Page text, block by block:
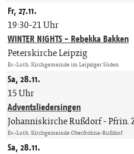
Fr, 27.11.
19:30-21 Uhr
WINTER NIGHTS - Rebekka Bakken
Peterskirche Leipzig
Ev.-Luth. Kirchgemeinde im Leipziger Süden
Sa, 28.11.
15 Uhr
Adventsliedersingen
Johanniskirche Rußdorf Pfrin.
Ev.-Luth. Kirchgemeinde Oberfrohna-Rußdorf
Sa, 28.11.